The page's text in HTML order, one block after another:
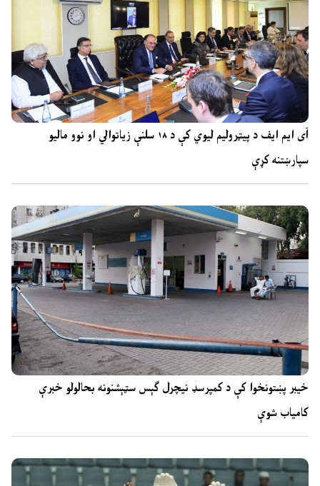
آی ایم ایف د پیټرولیم لیوي کې د ۱۸ سلنې زیاتوالي او نوو مالیو
سپارښتنه کړې
خیبر پښتونخوا کې د کمپرسډ نیچرل ګېس سټېشنونه بحالولو خبرې
کامیاب شوې